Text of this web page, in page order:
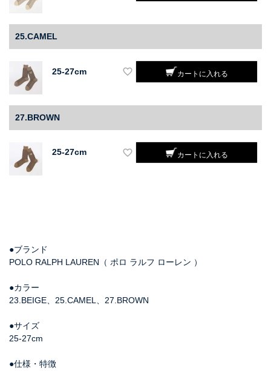
25.CAMEL
25-27cm カートに入れる
27.BROWN
25-27cm カートに入れる
●ブランド
POLO RALPH LAUREN（ ポロ ラルフ ローレン ）
●カラー
23.BEIGE、25.CAMEL、27.BROWN
●サイズ
25-27cm
●仕様・特徴